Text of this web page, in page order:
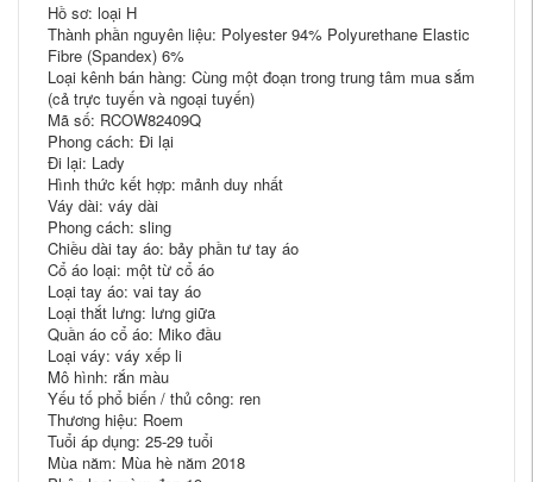
Hồ sơ: loại H
Thành phần nguyên liệu: Polyester 94% Polyurethane Elastic
Fibre (Spandex) 6%
Loại kênh bán hàng: Cùng một đoạn trong trung tâm mua sắm
(cả trực tuyến và ngoại tuyến)
Mã số: RCOW82409Q
Phong cách: Đi lại
Đi lại: Lady
Hình thức kết hợp: mảnh duy nhất
Váy dài: váy dài
Phong cách: sling
Chiều dài tay áo: bảy phần tư tay áo
Cổ áo loại: một từ cổ áo
Loại tay áo: vai tay áo
Loại thắt lưng: lưng giữa
Quần áo cổ áo: Miko đầu
Loại váy: váy xếp li
Mô hình: rắn màu
Yếu tố phổ biến / thủ công: ren
Thương hiệu: Roem
Tuổi áp dụng: 25-29 tuổi
Mùa năm: Mùa hè năm 2018